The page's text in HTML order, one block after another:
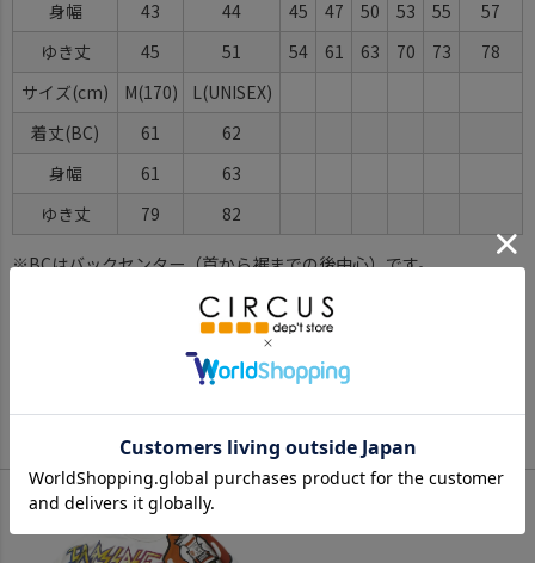
身幅 43 44 45 47 50 53 55
57
ゆき丈
45 51 54 61 63 70 73
78
サイズ(cm)
M(170)
L(UNISEX)
着丈(BC)
61
62
身幅
61
63
ゆき丈
79 82
※BCはバックセンター（首から裾までの後中心）です。
サイズ詳細について